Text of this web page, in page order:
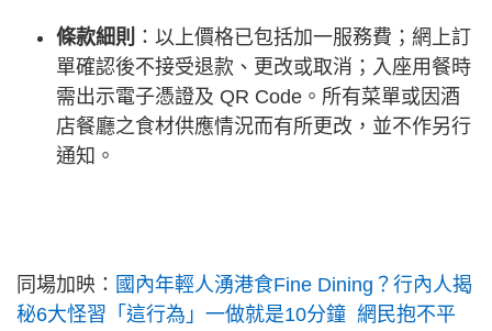
條款細則 ：以上價格已包括加一服務費；網上訂
單確認後不接受退款、更改或取消；入座用餐時
需出示電子憑證及 QR Code。所有菜單或因酒
店餐廳之食材供應情況而有所更改，並不作另行
通知。
同場加映： 國內年輕人湧港食Fine Dining？行內人揭
秘6大怪習「這行為」一做就是10分鐘 網民抱不平